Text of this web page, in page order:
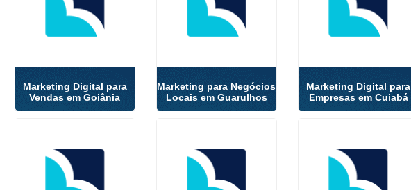
Marketing Digital para
Vendas em Goiânia
Marketing para Negócios
Locais em Guarulhos
Marketing Digital para
Empresas em Cuiabá